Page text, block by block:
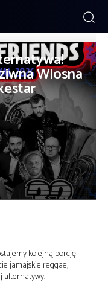
Wiosna
kolejną porcję
jamajskie reggae,
alternatywy.